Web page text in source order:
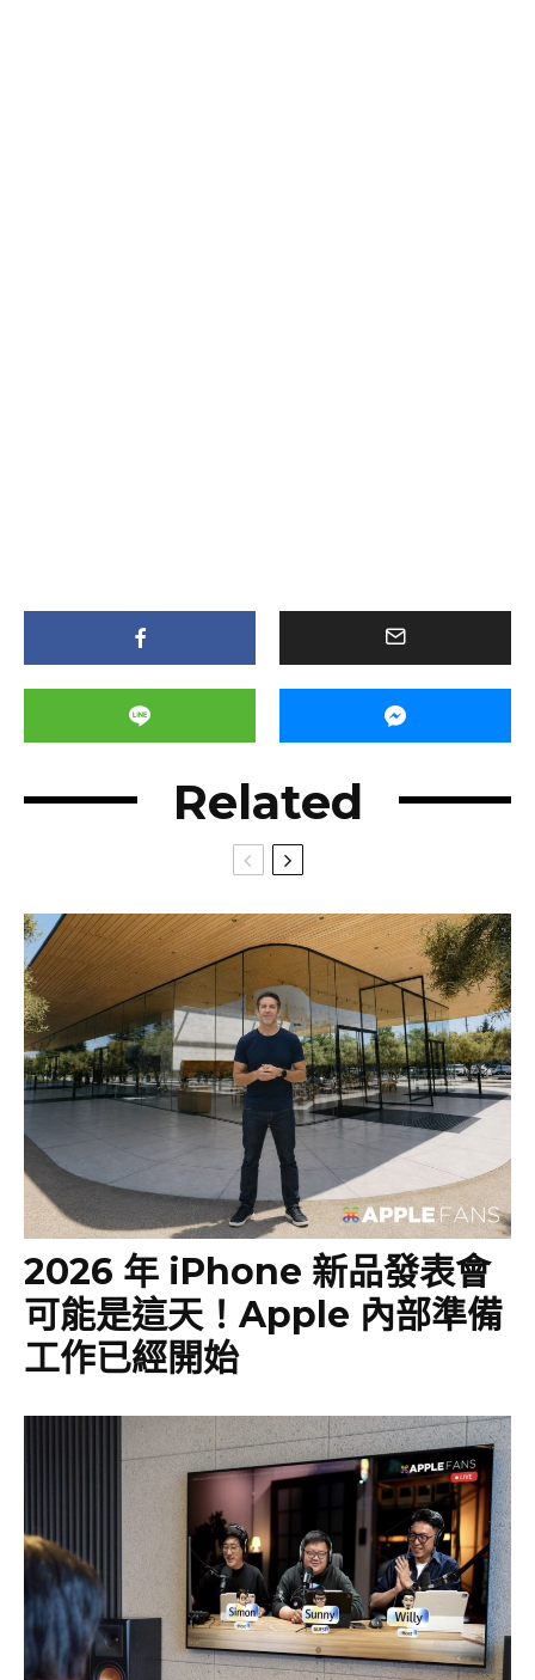
Related
2026 年 iPhone 新品發表會
可能是這天！Apple 內部準備
工作已經開始